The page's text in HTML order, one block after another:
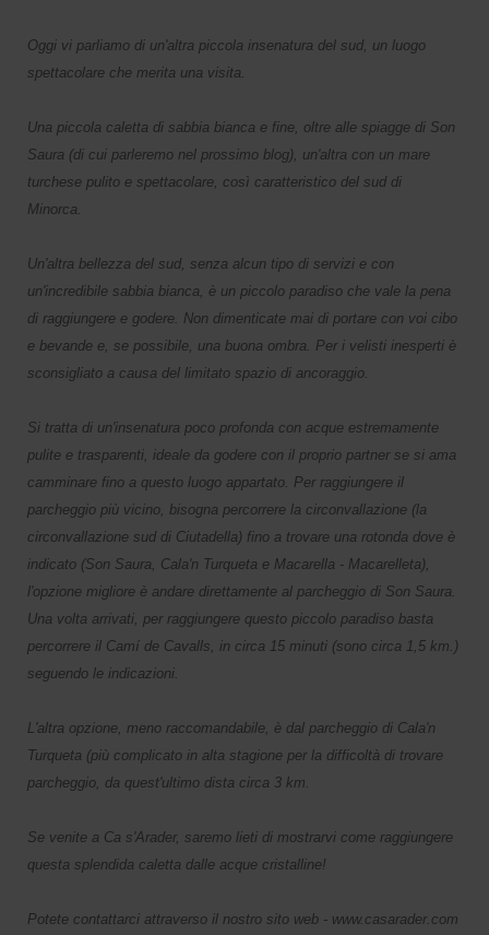
Oggi vi parliamo di un'altra piccola insenatura del sud, un luogo
spettacolare che merita una visita.
Una piccola caletta di sabbia bianca e fine, oltre alle spiagge di Son
Saura (di cui parleremo nel prossimo blog), un'altra con un mare
turchese pulito e spettacolare, così caratteristico del sud di
Minorca.
Un'altra bellezza del sud, senza alcun tipo di servizi e con
un'incredibile sabbia bianca, è un piccolo paradiso che vale la pena
di raggiungere e godere. Non dimenticate mai di portare con voi cibo
e bevande e, se possibile, una buona ombra. Per i velisti inesperti è
sconsigliato a causa del limitato spazio di ancoraggio.
Si tratta di un'insenatura poco profonda con acque estremamente
pulite e trasparenti, ideale da godere con il proprio partner se si ama
camminare fino a questo luogo appartato. Per raggiungere il
parcheggio più vicino, bisogna percorrere la circonvallazione (la
circonvallazione sud di Ciutadella) fino a trovare una rotonda dove è
indicato (Son Saura, Cala'n Turqueta e Macarella - Macarelleta),
l'opzione migliore è andare direttamente al parcheggio di Son Saura.
Una volta arrivati, per raggiungere questo piccolo paradiso basta
percorrere il Camí de Cavalls, in circa 15 minuti (sono circa 1,5 km.)
seguendo le indicazioni.
L'altra opzione, meno raccomandabile, è dal parcheggio di Cala'n
Turqueta (più complicato in alta stagione per la difficoltà di trovare
parcheggio, da quest'ultimo dista circa 3 km.
Se venite a Ca s'Arader, saremo lieti di mostrarvi come raggiungere
questa splendida caletta dalle acque cristalline!
Potete contattarci attraverso il nostro sito web - www.casarader.com